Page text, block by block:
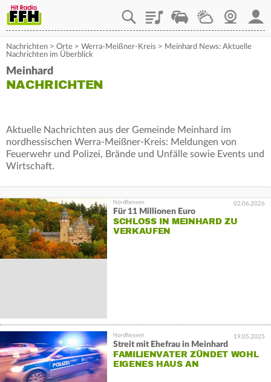
PlaylistStaupilotWetterWebcam
Nachrichten > Orte > Werra-Meißner-Kreis > Meinhard News: Aktuelle
Nachrichten im Überblick
Meinhard
NACHRICHTEN
Aktuelle Nachrichten aus der Gemeinde Meinhard im
nordhessischen Werra-Meißner-Kreis: Meldungen von
Feuerwehr und Polizei, Brände und Unfälle sowie Events und
Wirtschaft.
02.06.2026
Für 11 Millionen Euro
SCHLOSS IN MEINHARD ZU
VERKAUFEN
19.05.2025
Streit mit Ehefrau in Meinhard
FAMILIENVATER ZÜNDET WOHL
EIGENES HAUS AN